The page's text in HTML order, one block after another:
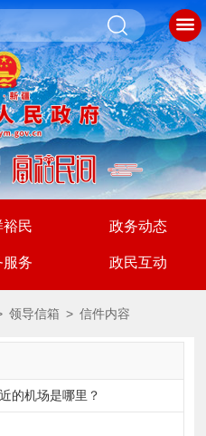
裕民 政务动态
服务 政民互动
领导信箱 > 信件内容
的机场是哪里？